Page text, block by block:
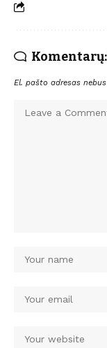
El. pašto adresas